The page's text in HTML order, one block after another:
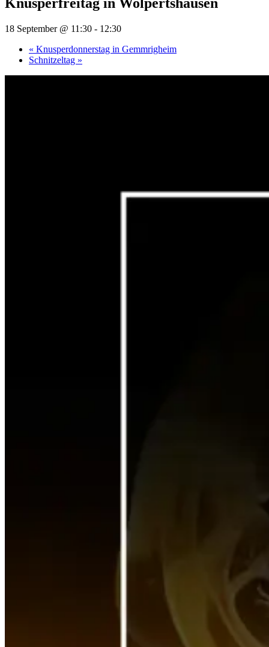
Knusperfreitag in Wolpertshausen
18 September @ 11:30 - 12:30
« Knusperdonnerstag in Gemmrigheim
Schnitzeltag »